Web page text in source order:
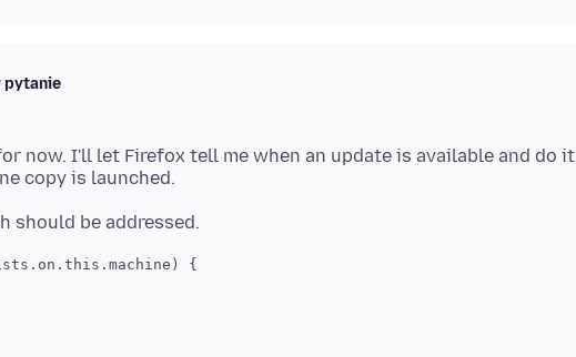
pytanie
now. I'll let Firefox tell me when an update is available and do it
{